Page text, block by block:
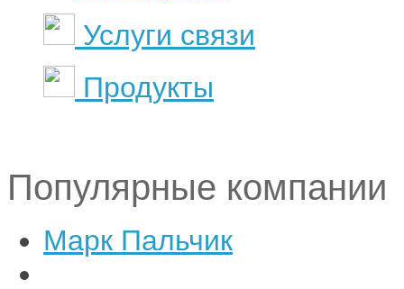
Услуги связи
Продукты
Популярные компании
Марк Пальчик